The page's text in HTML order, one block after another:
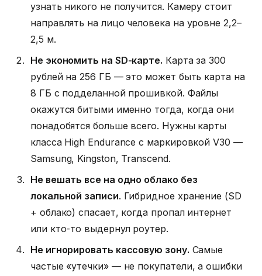
узнать никого не получится. Камеру стоит
направлять на лицо человека на уровне 2,2–
2,5 м.
Не экономить на SD-карте. Карта за 300
рублей на 256 ГБ — это может быть карта на
8 ГБ с подделанной прошивкой. Файлы
окажутся битыми именно тогда, когда они
понадобятся больше всего. Нужны карты
класса High Endurance с маркировкой V30 —
Samsung, Kingston, Transcend.
Не вешать все на одно облако без
локальной записи. Гибридное хранение (SD
+ облако) спасает, когда пропал интернет
или кто-то выдернул роутер.
Не игнорировать кассовую зону. Самые
частые «утечки» — не покупатели, а ошибки